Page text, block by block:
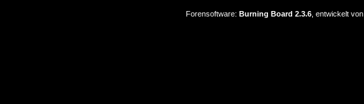
Forensoftware: Burning Board 2.3.6, entwickelt von